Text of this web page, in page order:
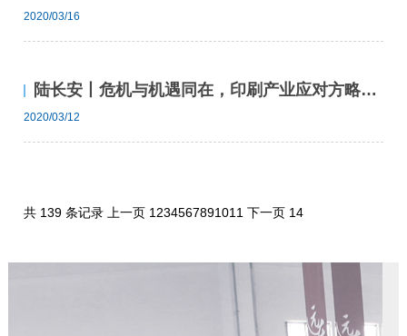
2020/03/16
陆长安丨危机与机遇同在，印刷产业应对方略思考
2020/03/12
共 139 条记录 上一页 1 234567891011 下一页 14